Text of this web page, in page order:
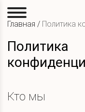
Главная / Политика
Политика
Кто мы